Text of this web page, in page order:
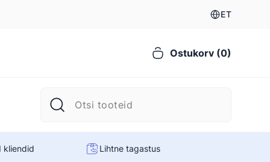
ET
Ostukorv (0)
kliendid Lihtne tagastus